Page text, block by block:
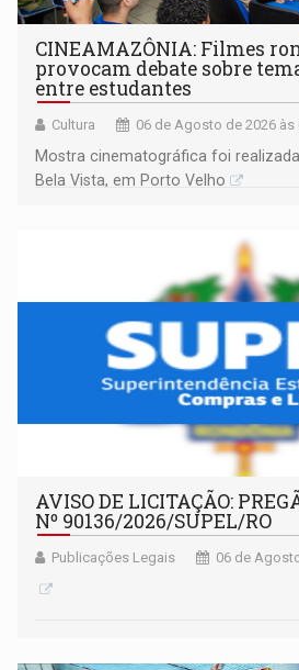
CINEAMAZÔNIA: Filmes
provocam debate sobre
entre estudantes
Cultura 06 de Agosto de 2026 às
Mostra cinematográfica foi realizada
Bela Vista, em Porto Velho
AVISO DE LICITAÇÃO:
Nº 90136/2026/SUPEL/RO
Publicações Legais 06 de